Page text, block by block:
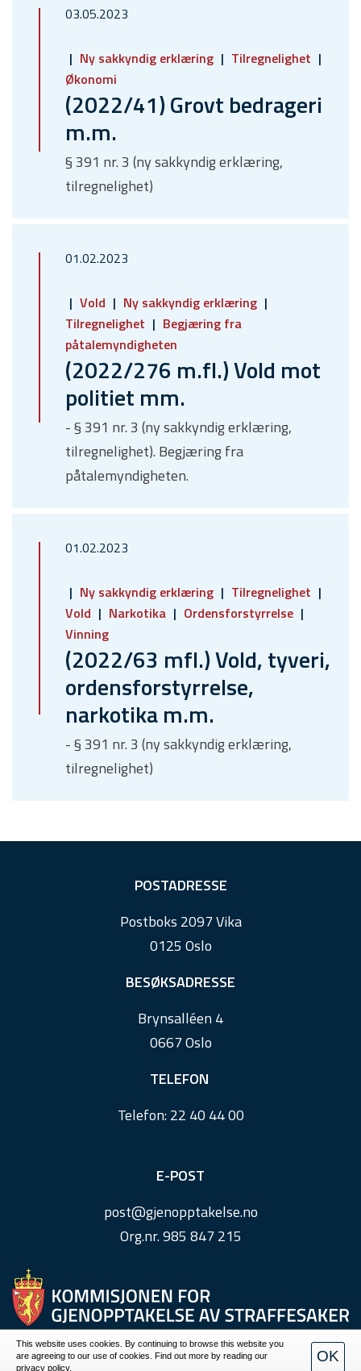
03.05.2023
Ny sakkyndig erklæring
Tilregnelighet
Økonomi
(2022/41) Grovt bedrageri
m.m.
§ 391 nr. 3 (ny sakkyndig erklæring,
tilregnelighet)
01.02.2023
Vold
Ny sakkyndig erklæring
Tilregnelighet
Begjæring fra
påtalemyndigheten
(2022/276 m.fl.) Vold mot
politiet mm.
- § 391 nr. 3 (ny sakkyndig erklæring,
tilregnelighet). Begjæring fra
påtalemyndigheten.
01.02.2023
Ny sakkyndig erklæring
Tilregnelighet
Vold
Narkotika
Ordensforstyrrelse
Vinning
(2022/63 mfl.) Vold, tyveri,
ordensforstyrrelse,
narkotika m.m.
- § 391 nr. 3 (ny sakkyndig erklæring,
tilregnelighet)
POSTADRESSE
Postboks 2097 Vika
0125 Oslo
BESØKSADRESSE
Brynsalléen 4
0667 Oslo
TELEFON
Telefon:22 40 44 00
E-POST
post@gjenopptakelse.no
Org.nr. 985 847 215
Personvern
This website uses cookies. By continuing to browse this website you
are agreeing to our use of cookies. Find out more by reading our
privacy policy.
OK